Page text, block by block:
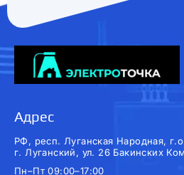
Адрес
РФ, респ. Луганская Народная,
г. Луганский, ул. 26 Бакинских
Пн–Пт 09:00–17:00